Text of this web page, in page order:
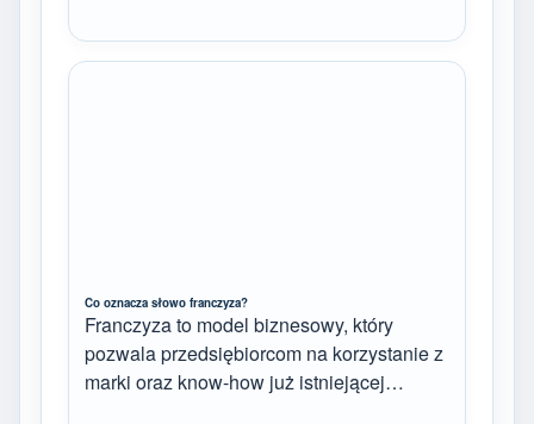
Co oznacza słowo franczyza?
Franczyza to model biznesowy, który
pozwala przedsiębiorcom na korzystanie z
marki oraz know-how już istniejącej…